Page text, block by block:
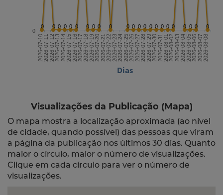
Dias
0 0 0 0 0 0 0 0 0 0 0 0 0 0 0 0 0 0 0 0 0 0 0
2026-07-102026-07-112026-07-122026-07-132026-07-142026-07-152026-07-162026-07-172026-07-182026-07-192026-07-202026-07-212026-07-222026-07-232026-07-242026-07-252026-07-262026-07-272026-07-282026-07-292026-07-302026-07-312026-08-012026-08-022026-08-032026-08-042026-08-052026-08-062026-08-072026-08-08
0
Visualizações da Publicação (Mapa)
O mapa mostra a localização aproximada (ao nível
de cidade, quando possível) das pessoas que viram
a página da publicação nos últimos 30 dias. Quanto
maior o círculo, maior o número de visualizações.
Clique em cada círculo para ver o número de
visualizações.